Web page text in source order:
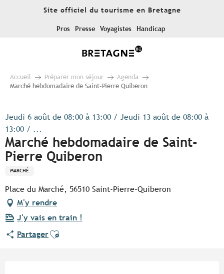
Site officiel du tourisme en Bretagne
Pros Presse Voyagistes Handicap
Accueil Préparer mon séjour
Agenda
Marché hebdomadaire de Saint-Pierre Quiberon
Jeudi 6 août de 08:00 à 13:00 / Jeudi 13 août de 08:00 à
13:00 / ...
Marché hebdomadaire de Saint-
Pierre Quiberon
MARCHÉ
Place du Marché, 56510 Saint-Pierre-Quiberon
M'y rendre
J'y vais en train !
PartagerAjouter aux favoris